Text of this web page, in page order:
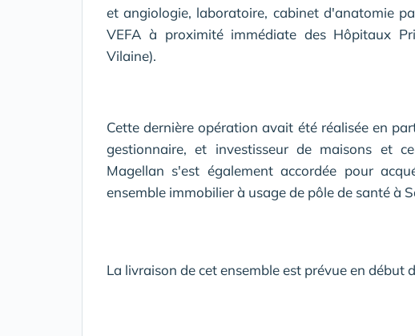
et angiologie, laboratoire, cabinet d'anatomie
VEFA à proximité immédiate des Hôpitaux
Vilaine).
Cette dernière opération avait été réalisée en
gestionnaire, et investisseur de maisons et
Magellan s'est également accordée pour
ensemble immobilier à usage de pôle de santé à
La livraison de cet ensemble est prévue en début